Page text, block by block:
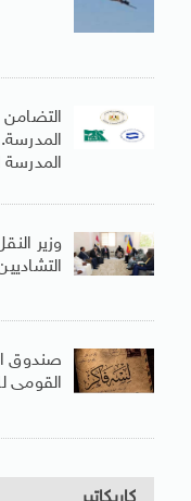
التضامن
المدرسة
وزير
صندوق
القومى